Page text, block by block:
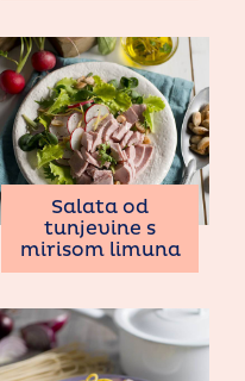
Salata od
tunjevine s
mirisom limuna